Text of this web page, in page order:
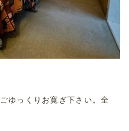
ゆっくりお寛ぎ下さい。全